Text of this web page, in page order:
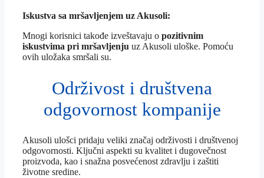
Iskustva sa mršavljenjem uz Akusoli:
Mnogi korisnici takođe izveštavaju o pozitivnim
iskustvima pri mršavljenju uz Akusoli uloške. Pomoću
ovih uložaka smršali su.
Održivost i društvena
odgovornost kompanije
Akusoli ulošci pridaju veliki značaj održivosti i društvenoj
odgovornosti. Ključni aspekti su kvalitet i dugovečnost
proizvoda, kao i snažna posvećenost zdravlju i zaštiti
životne sredine.